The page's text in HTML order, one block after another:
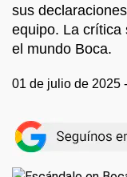
sus
equipo. La crítica
el mundo Boca.
01 de julio de 2025